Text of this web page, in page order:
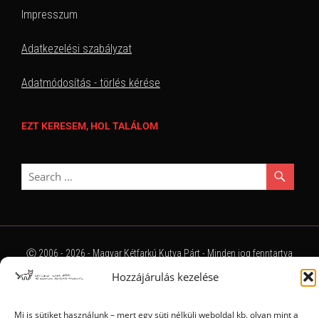
Hozzájárulás kezelése
Mi is sütiket használunk – mert egy süti nélküli weboldal kb. olyan mint a
Impresszum
Adatkezelési szabályzat
Adatmódosítás - törlés kérése
EZT KERESEM, HOL TALÁLOM
Ⓒ 2006 - 2026 - Magyar Kétfarkú Kutya Párt - Minden jog fenntartva